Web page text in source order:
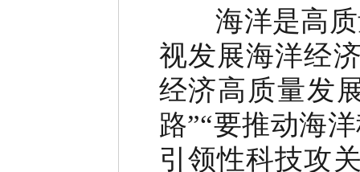
海洋是高质
视发展海洋经
经济高质量发
路”“要推动海
引领性科技攻